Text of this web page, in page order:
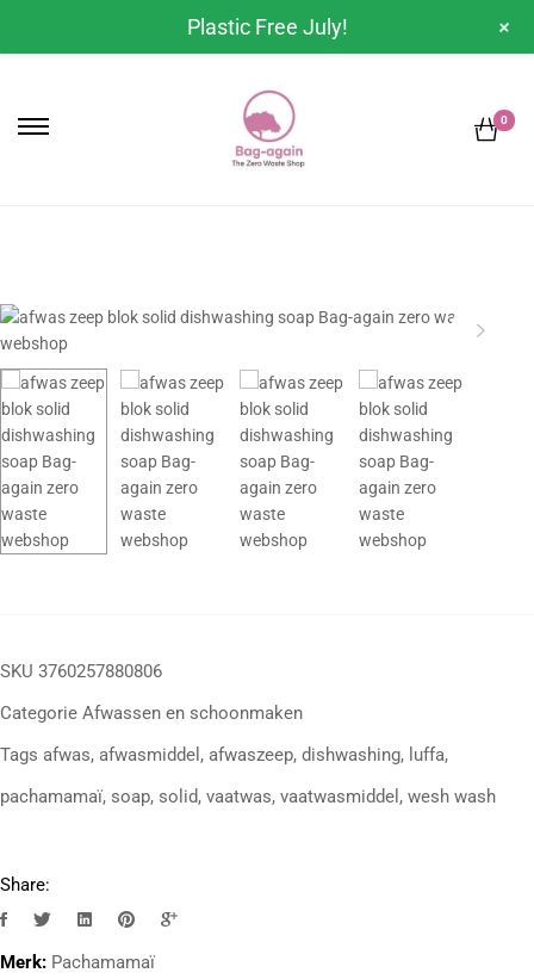
0
SKU 3760257880806
Categorie Afwassen en schoonmaken
Tags afwas, afwasmiddel , afwaszeep, dishwashing, luffa,
pachamamaï, soap, solid, vaatwas, vaatwasmiddel , wesh wash
Share:
Merk: Pachamamaï
Plastic Free July! +